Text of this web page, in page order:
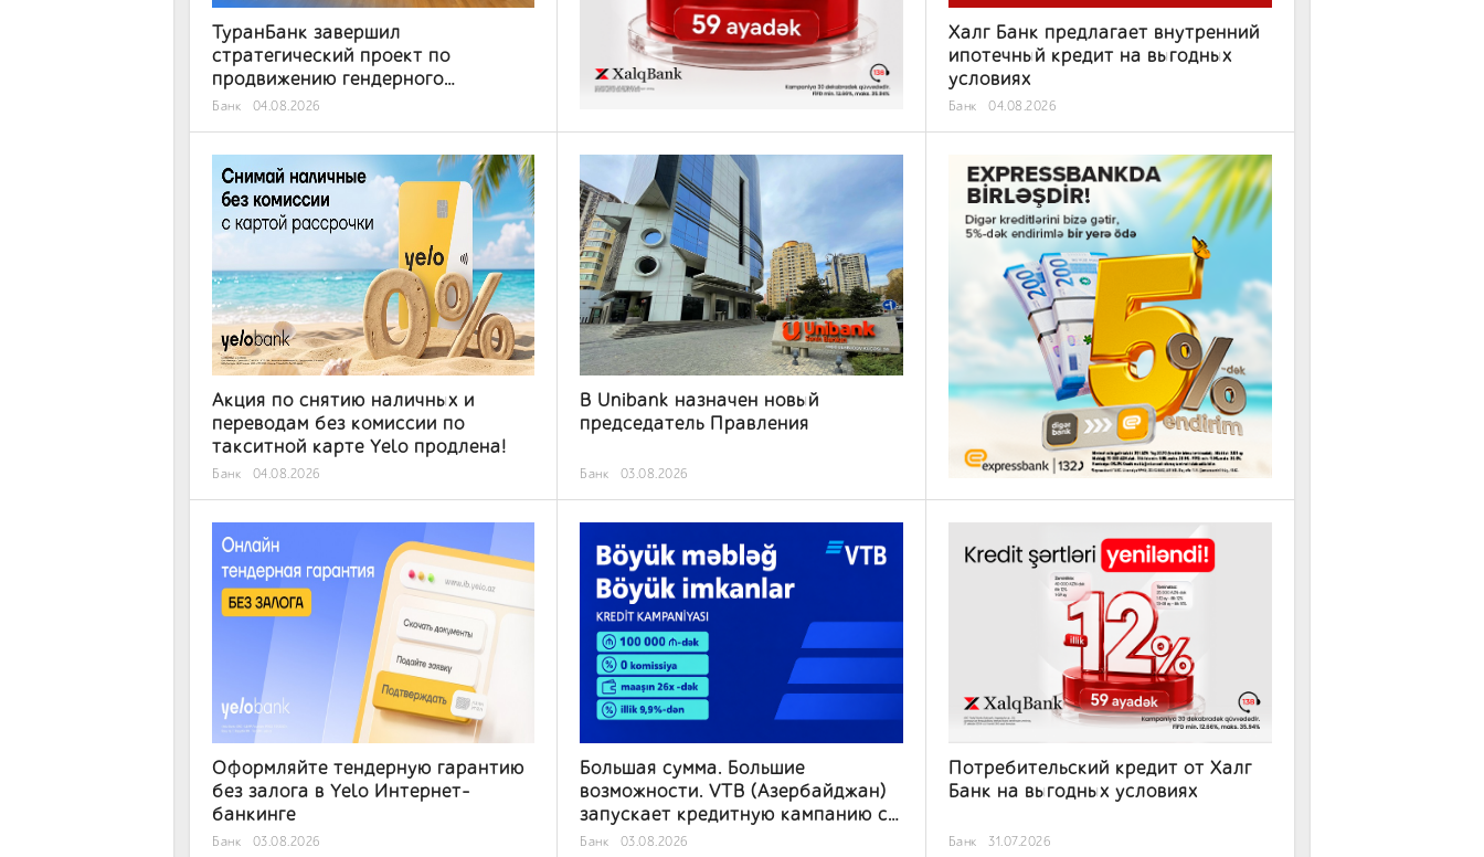
ТуранБанк завершил
стратегический проект по
продвижению гендерного
равенства в рамках
Банк 04.08.2026
Халг Банк предлагает внутренний
ипотечный кредит на выгодных
условиях
Банк 04.08.2026
Акция по снятию наличных и
переводам без комиссии по
такситной карте Yelo продлена!
Банк 04.08.2026
В Unibank назначен новый
председатель Правления
Банк 03.08.2026
Оформляйте тендерную гарантию
без залога в Yelo Интернет-
банкинге
Банк 03.08.2026
Большая сумма. Большие
возможности. VTB (Азербайджан)
запускает кредитную кампанию с
суммой до 100 000 AZN без
Банк 03.08.2026
Потребительский кредит от Халг
Банк на выгодных условиях
Банк 31.07.2026